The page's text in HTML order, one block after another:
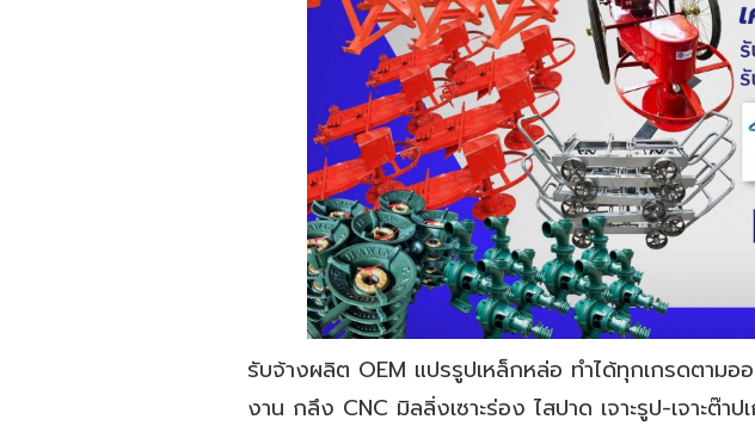
รับจ้างผลิต OEM แปรรูปเหล็กหล่อ ทำได้ทุกเกรดตาม
งาน กลึง CNC มิลลิ่งเซาะร่อง ไสปาด เจาะรูป-เจาะต๊า